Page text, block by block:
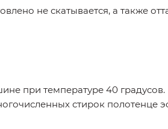
не скатывается, а также
при температуре 40
стирок полотенце